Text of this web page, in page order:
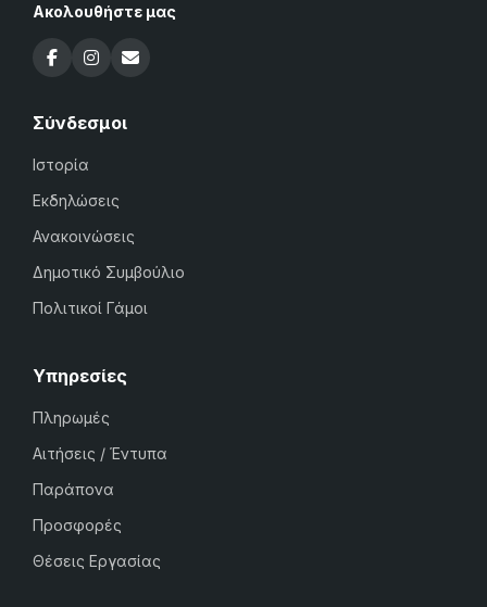
Ακολουθήστε μας
Σύνδεσμοι
Ιστορία
Εκδηλώσεις
Ανακοινώσεις
Δημοτικό Συμβούλιο
Πολιτικοί Γάμοι
Υπηρεσίες
Πληρωμές
Αιτήσεις / Έντυπα
Παράπονα
Προσφορές
Θέσεις Εργασίας